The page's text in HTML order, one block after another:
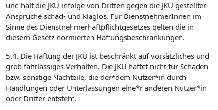
und hält die JKU infolge von Dritten gegen die JKU gestellter
Ansprüche schad- und klaglos. Für DienstnehmerInnen im
Sinne des Dienstnehmerhaftpflichtgesetzes gelten die in
diesem Gesetz normierten Haftungsbeschränkungen.
5.4. Die Haftung der JKU ist beschränkt auf vorsätzliches und
grob fahrlässiges Verhalten. Die JKU haftet nicht für Schäden
bzw. sonstige Nachteile, die der*dem Nutzer*in durch
Handlungen oder Unterlassungen eine*r anderen Nutzer*in
oder Dritter entsteht.